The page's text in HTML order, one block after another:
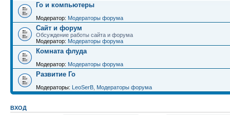
Го и компьютеры
Модератор: Модераторы форума
Сайт и форум
Обсуждение работы сайта и форума
Модератор: Модераторы форума
Комната флуда
Модератор: Модераторы форума
Развитие Го
Модераторы: LeoSerB Модераторы форума
ВХОД